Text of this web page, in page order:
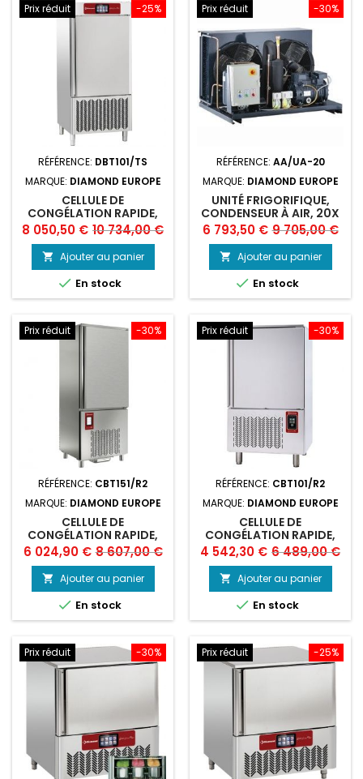
-25%
Prix réduit
RÉFÉRENCE: DBT101/TS
MARQUE: DIAMOND EUROPE
CELLULE DE
CONGÉLATION RAPIDE,
TOUCH SCREEN 10X GN 1/1
(OU) 600X400 (40-25
KG)
Prix
8 050,50 € Prix
de
base
10 734,00 €
 Ajouter au panier
 En stock
-30%
Prix réduit
RÉFÉRENCE: AA/UA-20
MARQUE: DIAMOND EUROPE
UNITÉ FRIGORIFIQUE,
CONDENSEUR À AIR, 20X
GN 1/1
Prix
6 793,50 € Prix
de
base
9 705,00 €
 Ajouter au panier
 En stock
-30%
Prix réduit
RÉFÉRENCE: CBT151/R2
MARQUE: DIAMOND EUROPE
CELLULE DE
CONGÉLATION RAPIDE,
15X GN 1/1 - 600X400
(48-32 KG) TOUCH SC
Prix
6 024,90 € Prix
de
base
8 607,00 €
 Ajouter au panier
 En stock
-30%
Prix réduit
RÉFÉRENCE: CBT101/R2
MARQUE: DIAMOND EUROPE
CELLULE DE
CONGÉLATION RAPIDE,
10X GN 1/1 - 600X400
(36-25 KG) TOUCH
SCREEN
Prix
4 542,30 € Prix
de
base
6 489,00 €
 Ajouter au panier
 En stock
-30%
Prix réduit -25%
Prix réduit